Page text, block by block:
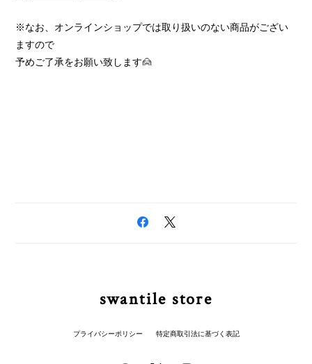
※なお、オンラインショップでは取り扱いのない商品がござい
ますので
予めご了承をお願い致します🙍
swantile store
プライバシーポリシー 特定商取引法に基づく表記